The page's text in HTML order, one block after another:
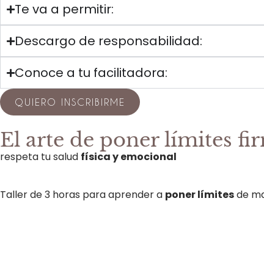
Te va a permitir:
Descargo de responsabilidad:
Conoce a tu facilitadora:
QUIERO INSCRIBIRME
El arte de poner límites
respeta tu salud física y emocional
Taller de 3 horas para aprender a poner límitesde